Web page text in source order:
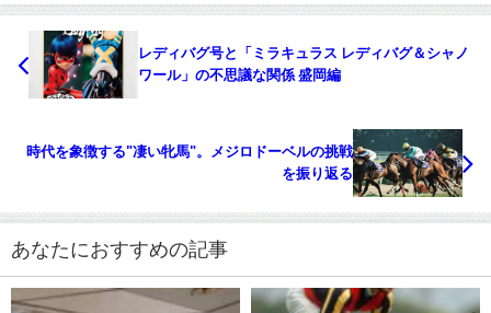
レディバグ号と「ミラキュラス レディバグ＆シャノ
ワール」の不思議な関係 盛岡編
時代を象徴する"凄い牝馬"。メジロドーベルの挑戦
を振り返る
あなたにおすすめの記事